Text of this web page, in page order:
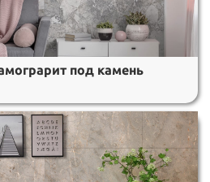
под камень